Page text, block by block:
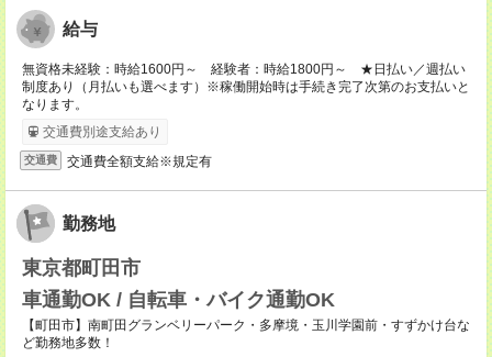
給与
無資格未経験：時給1600円～ 経験者：時給1800円～ ★日払い／週払い
制度あり（月払いも選べます）※稼働開始時は手続き完了次第のお支払いと
なります。
交通費別途支給あり
交通費 交通費全額支給※規定有
勤務地
東京都町田市
車通勤OK / 自転車・バイク通勤OK
【町田市】南町田グランベリーパーク・多摩境・玉川学園前・すずかけ台な
ど勤務地多数！